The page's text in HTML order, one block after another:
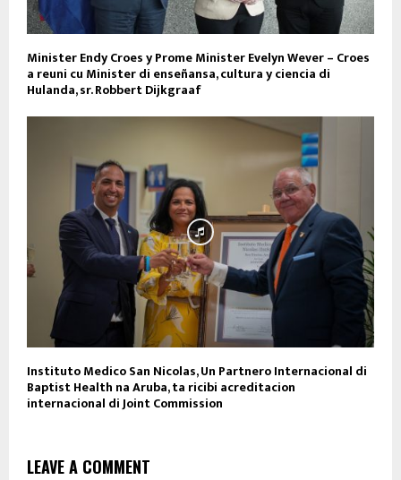
Minister Endy Croes y Prome Minister Evelyn Wever – Croes
a reuni cu Minister di enseñansa, cultura y ciencia di
Hulanda, sr. Robbert Dijkgraaf
Instituto Medico San Nicolas, Un Partnero Internacional di
Baptist Health na Aruba, ta ricibi acreditacion
internacional di Joint Commission
LEAVE A COMMENT